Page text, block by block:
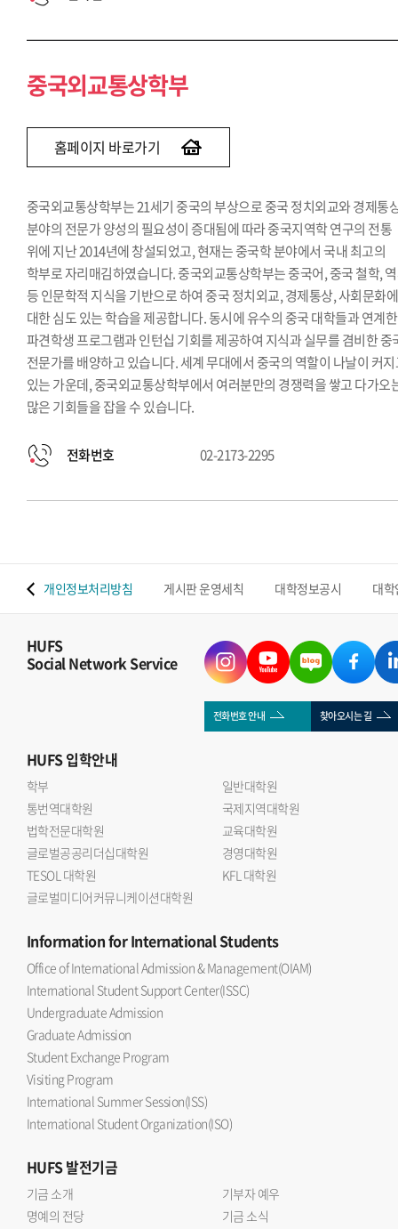
중국외교통상학부
홈페이지 바로가기
중국외교통상학부는 21세기 중국의 부상으로 중국 정치외교와 경제통
분야의 전문가 양성의 필요성이 증대됨에 따라 중국지역학 연구의 전통
위에 지난 2014년에 창설되었고, 현재는 중국학 분야에서 국내 최고의
학부로 자리매김하였습니다. 중국외교통상학부는 중국어, 중국 철학,
등 인문학적 지식을 기반으로 하여 중국 정치외교, 경제통상, 사회문화에
대한 심도 있는 학습을 제공합니다. 동시에 유수의 중국 대학들과 연계한
파견학생 프로그램과 인턴십 기회를 제공하여 지식과 실무를 겸비한 중
전문가를 배양하고 있습니다. 세계 무대에서 중국의 역할이 나날이 커
있는 가운데, 중국외교통상학부에서 여러분만의 경쟁력을 쌓고 다가오
많은 기회들을 잡을 수 있습니다.
전화번호 02-2173-2295
개인정보처리방침 게시판 운영세칙 대학정보공시 대
HUFS
Social Network Service
전화번호 안내 찾아오시는 길
HUFS입학안내
학부
일반대학원
통번역대학원
국제지역대학원
법학전문대학원
교육대학원
글로벌공공리더십대학원
경영대학원
TESOL 대학원
KFL 대학원
글로벌미디어커뮤니케이션대학원
Informationfor International Students
Office of International Admission & Management(OIAM)
International Student Support Center(ISSC)
Undergraduate Admission
Graduate Admission
Student Exchange Program
Visiting Program
International Summer Session(ISS)
International Student Organization(ISO)
HUFS발전기금
기금 소개
기부자 예우
명예의 전당
기금 소식